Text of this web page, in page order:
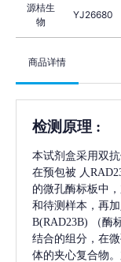
源桔生
物
YJ26680
商品详情
检测原理 :
本试剂盒采用双
在预包被 人
的微孔酶标板中，
和待测样本，再
B(RAD23B)
（酶
结合的组分，在
体的夹心复合物